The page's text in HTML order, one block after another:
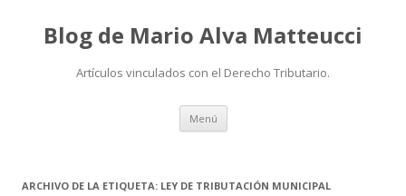
Blog de Mario Alva Matteucci
Artículos vinculados con el Derecho Tributario.
Menú Ir
contenido
ARCHIVO DE LA ETIQUETA: LEY DE TRIBUTACIÓN MUNICIPAL